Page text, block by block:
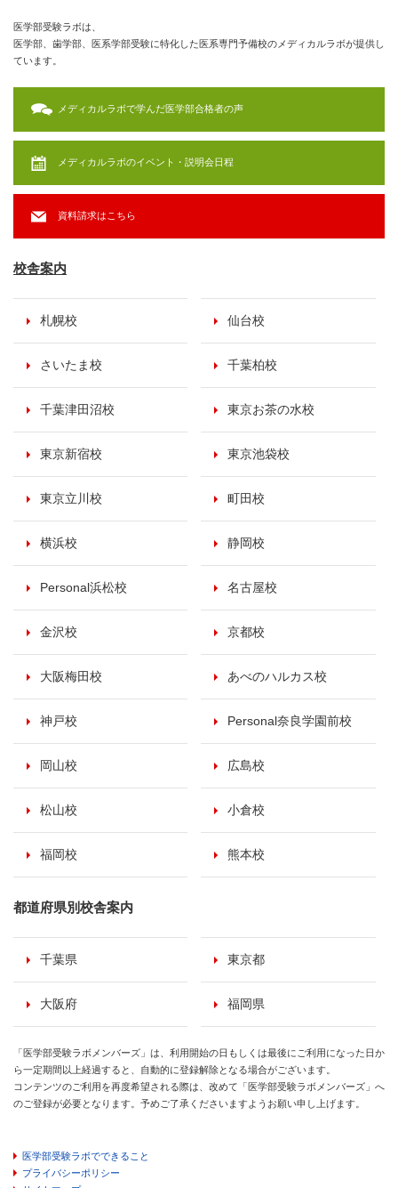
医学部受験ラボは、
医学部、歯学部、医系学部受験に特化した医系専門予備校のメディカルラボが提供し
ています。
メディカルラボで学んだ医学部合格者の声
メディカルラボのイベント・説明会日程
資料請求はこちら
校舎案内
札幌校 仙台校
さいたま校 千葉柏校
千葉津田沼校 東京お茶の水校
東京新宿校 東京池袋校
東京立川校 町田校
横浜校 静岡校
Personal浜松校 名古屋校
金沢校 京都校
大阪梅田校 あべのハルカス校
神戸校 Personal奈良学園前校
岡山校 広島校
松山校 小倉校
福岡校 熊本校
都道府県別校舎案内
千葉県 東京都
大阪府 福岡県
「医学部受験ラボメンバーズ」は、利用開始の日もしくは最後にご利用になった日か
ら一定期間以上経過すると、自動的に登録解除となる場合がございます。
コンテンツのご利用を再度希望される際は、改めて「医学部受験ラボメンバーズ」へ
のご登録が必要となります。予めご了承くださいますようお願い申し上げます。
医学部受験ラボでできること
プライバシーポリシー